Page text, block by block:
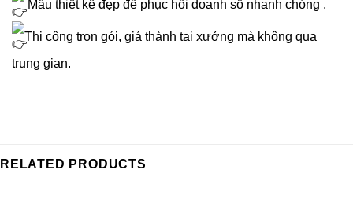
Mẫu thiết kế đẹp để phục hồi doanh số nhanh chóng .
Thi công trọn gói, giá thành tại xưởng mà không qua
trung gian.
RELATED PRODUCTS